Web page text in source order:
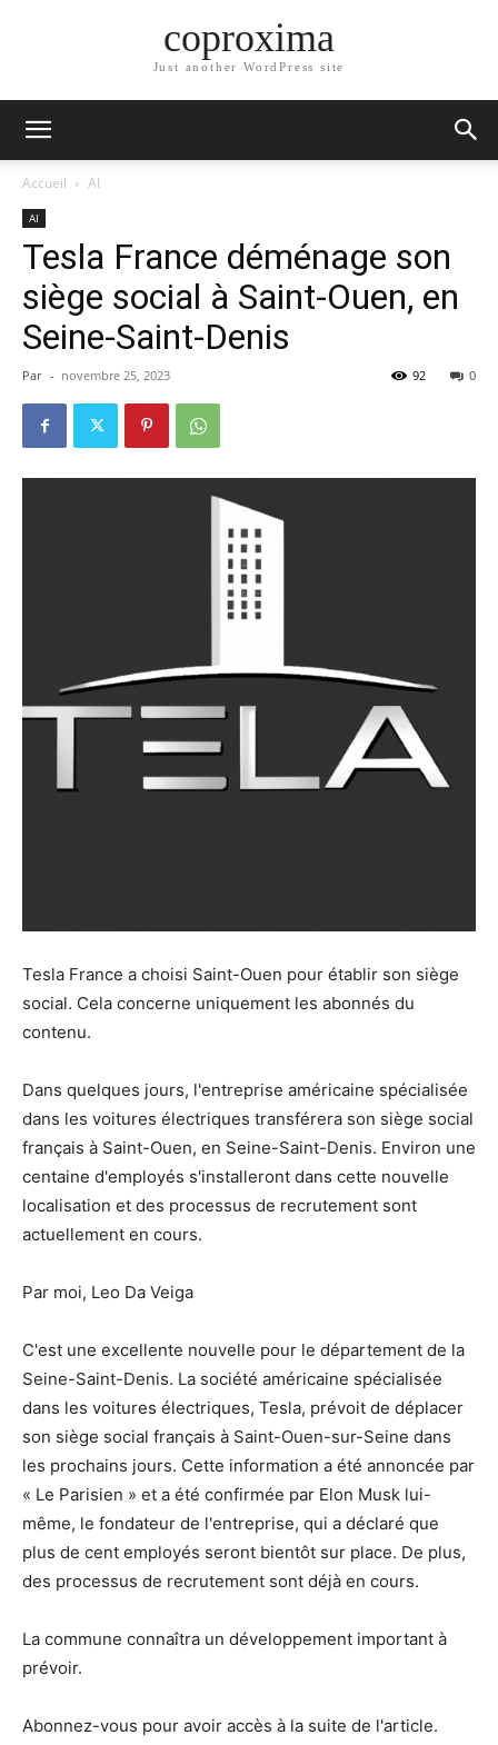
coproxima
Just another WordPress site
Accueil AI
AI
Tesla France déménage son
siège social à Saint-Ouen, en
Seine-Saint-Denis
Par - novembre 25, 2023 0
92
Tesla France a choisi Saint-Ouen pour établir son siège
social. Cela concerne uniquement les abonnés du
contenu.
Dans quelques jours, l'entreprise américaine spécialisée
dans les voitures électriques transférera son siège social
français à Saint-Ouen, en Seine-Saint-Denis. Environ une
centaine d'employés s'installeront dans cette nouvelle
localisation et des processus de recrutement sont
actuellement en cours.
Par moi, Leo Da Veiga
C'est une excellente nouvelle pour le département de la
Seine-Saint-Denis. La société américaine spécialisée
dans les voitures électriques, Tesla, prévoit de déplacer
son siège social français à Saint-Ouen-sur-Seine dans
les prochains jours. Cette information a été annoncée par
« Le Parisien » et a été confirmée par Elon Musk lui-
même, le fondateur de l'entreprise, qui a déclaré que
plus de cent employés seront bientôt sur place. De plus,
des processus de recrutement sont déjà en cours.
La commune connaîtra un développement important à
prévoir.
Abonnez-vous pour avoir accès à la suite de l'article.